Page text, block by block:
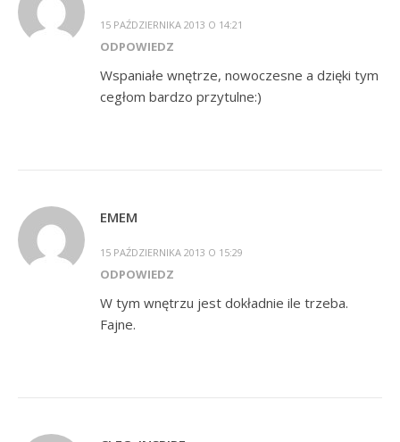
15 PAŹDZIERNIKA 2013 O 14:21
ODPOWIEDZ
Wspaniałe wnętrze, nowoczesne a dzięki tym
cegłom bardzo przytulne:)
EMEM
15 PAŹDZIERNIKA 2013 O 15:29
ODPOWIEDZ
W tym wnętrzu jest dokładnie ile trzeba.
Fajne.